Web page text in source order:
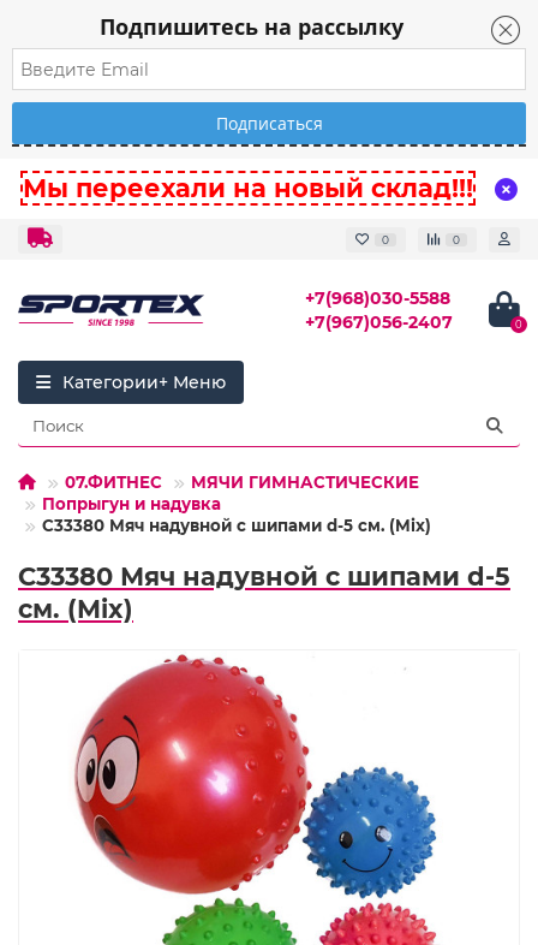
Подпишитесь на рассылку
Мы переехали на новый склад!!!
0 0
+7(968)030-5588
+7(967)056-2407
0
Категории
07.ФИТНЕС
МЯЧИ ГИМНАСТИЧЕСКИЕ
Попрыгун и надувка
C33380 Мяч надувной с шипами d-5 см. (Mix)
C33380 Мяч надувной с шипами d-5
см. (Mix)